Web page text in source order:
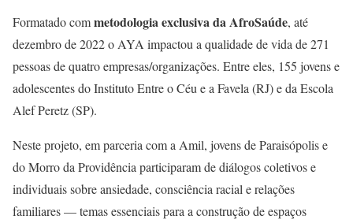
Formatado commetodologia exclusiva da AfroSaúde, até
dezembro de 2022 o AYA impactou a qualidade de vida de 271
pessoas de quatro empresas/organizações. Entre eles, 155 jovens e
adolescentes do Instituto Entre o Céu e a Favela (RJ) e da Escola
Alef Peretz (SP).
Neste projeto, em parceria com a Amil, jovens de Paraisópolis e
do Morro da Providência participaram de diálogos coletivos e
individuais sobre ansiedade, consciência racial e relações
familiares — temas essenciais para a construção de espaços